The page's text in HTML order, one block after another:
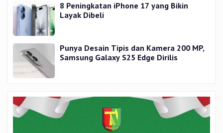
8 Peningkatan iPhone 17 yang Bikin
Layak Dibeli
Punya Desain Tipis dan Kamera 200 MP,
Samsung Galaxy S25 Edge Dirilis